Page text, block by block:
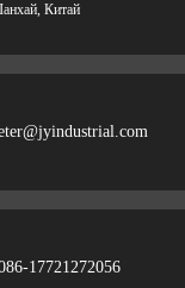
Китай
17721272056